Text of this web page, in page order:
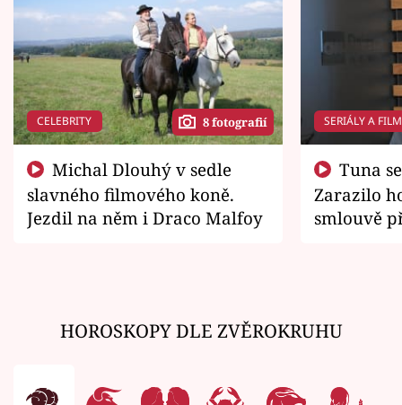
CELEBRITY 8 fotografií
slavného filmového koně.
Jezdil na něm i Draco Malfoy
SERIÁLY A
Zarazilo
smlouvě
HOROSKOPY DLE ZVĚROKRUHU